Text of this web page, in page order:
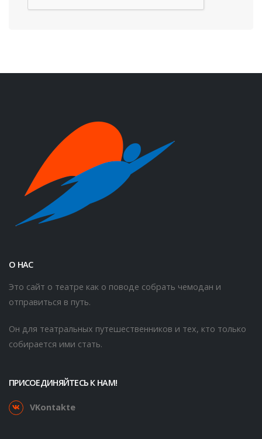
О НАС
Это сайт о театре как о поводе собрать чемодан и
отправиться в путь.
Он для театральных путешественников и тех, кто только
собирается ими стать.
ПРИСОЕДИНЯЙТЕСЬ К НАМ!
VKontakte